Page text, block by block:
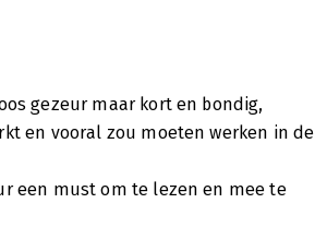
gezeur maar kort en bondig,
en vooral zou moeten werken in de
een must om te lezen en mee te